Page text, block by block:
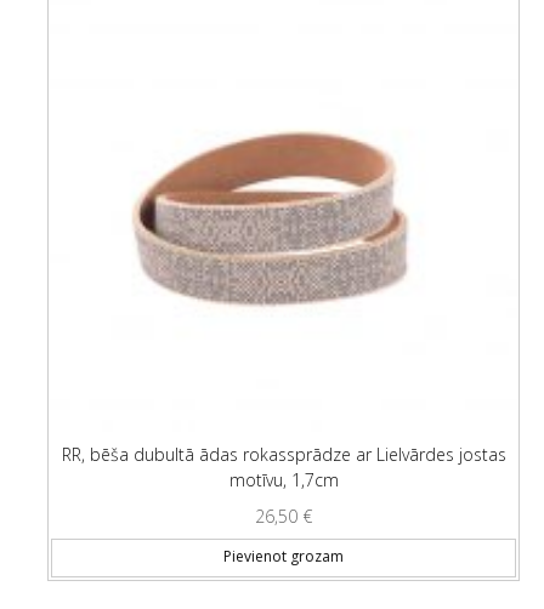
RR, bēša dubultā ādas rokassprādze ar Lielvārdes jostas
motīvu, 1,7cm
26,50 €
Pievienot grozam